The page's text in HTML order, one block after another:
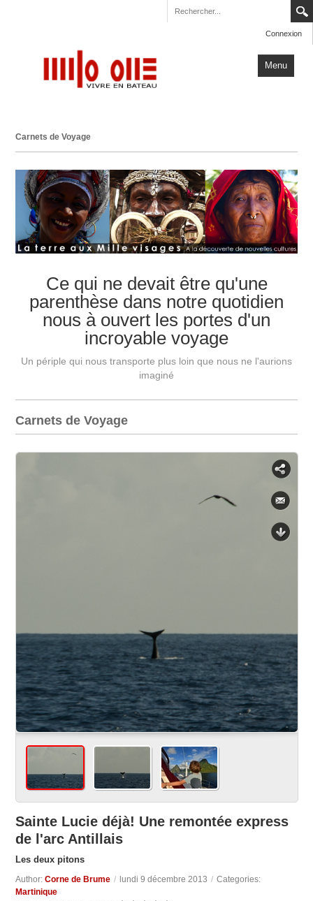
Connexion
Menu
Carnets de Voyage
Actualités
Plus
Carnets de Voyage
Ce qui ne devait être qu'une
parenthèse dans notre quotidien
nous à ouvert les portes d'un
incroyable voyage
Un périple qui nous transporte plus loin que nous ne l'aurions
imaginé
Carnets de Voyage
Sainte Lucie déjà! Une remontée express
de l'arc Antillais
Les deux pitons
Author:Corne de Brume / lundi 9 décembre 2013 / Categories:
Martinique